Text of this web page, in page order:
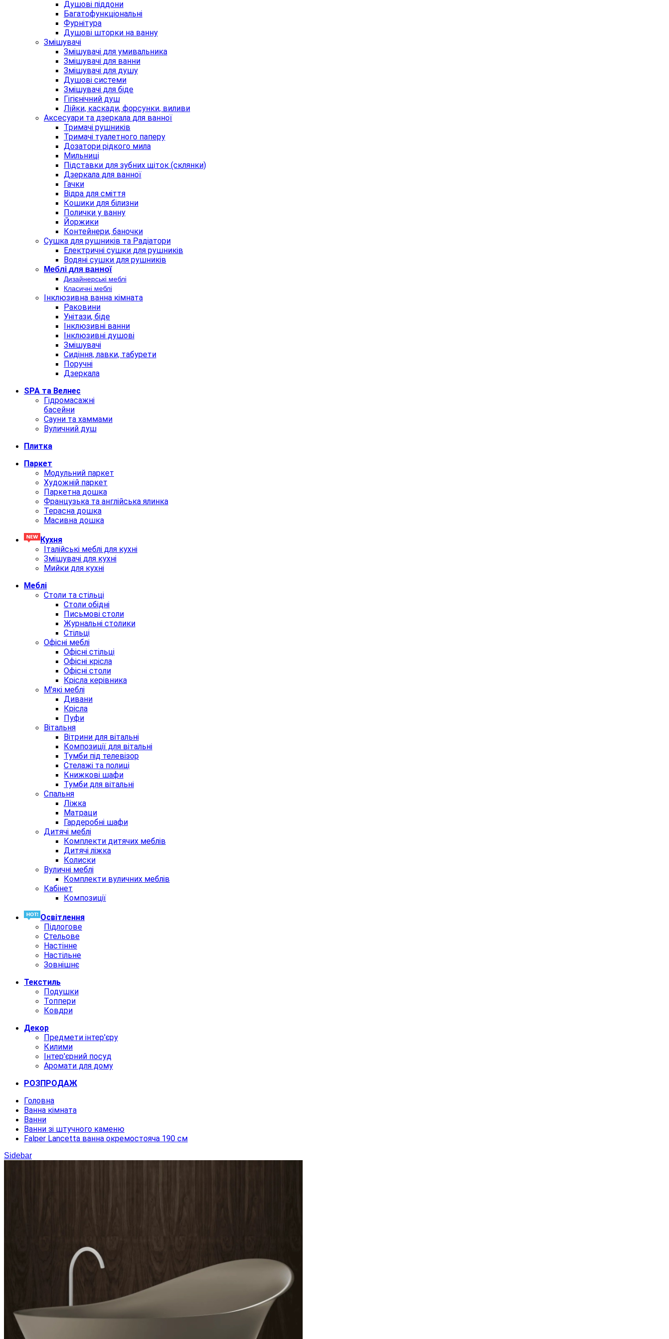
Душові піддони
Багатофункціональні
Фурнітура
Душові шторки на ванну
Змішувачі
Змішувачі для умивальника
Змішувачі для ванни
Змішувачі для душу
Душові системи
Змішувачі для біде
Гігієнічний душ
Лійки, каскади, форсунки, виливи
Аксесуари та дзеркала для ванної
Тримачі рушників
Тримачі туалетного паперу
Дозатори рідкого мила
Мильниці
Підставки для зубних щіток (склянки)
Дзеркала для ванної
Гачки
Відра для сміття
Кошики для білизни
Полички у ванну
Йоржики
Контейнери, баночки
Сушка для рушників та Радіатори
Електричні сушки для рушників
Водяні сушки для рушників
Меблi для ванної
Дизайнерські меблі
Класичні меблі
Інклюзивна ванна кімната
Раковини
Унітази, біде
Інклюзивні ванни
Інклюзивні душові
Змішувачі
Сидіння, лавки, табурети
Поручні
Дзеркала
SPA та Велнес
Гідромасажні
басейни
Сауни та хаммами
Вуличний душ
Плитка
Паркет
Модульний паркет
Художній паркет
Паркетна дошка
Французька та англійська ялинка
Терасна дошка
Масивна дошка
Кухня
Італійські меблі для кухні
Змішувачі для кухні
Мийки для кухні
Меблi
Столи та стільці
Столи обідні
Письмові столи
Журнальні столики
Стільці
Офісні меблі
Офісні стільці
Офісні крісла
Офісні столи
Крісла керівника
М'які меблі
Дивани
Крісла
Пуфи
Вітальня
Вітрини для вітальні
Композиції для вітальні
Тумби під телевізор
Стелажі та полиці
Книжкові шафи
Тумби для вітальні
Спальня
Ліжка
Матраци
Гардеробні шафи
Дитячі меблі
Комплекти дитячих меблів
Дитячі ліжка
Колиски
Вуличні меблі
Комплекти вуличних меблів
Кабінет
Композиції
Освiтлення
Підлогове
Стельове
Настінне
Настільне
Зовнішнє
Текстиль
Подушки
Топпери
Ковдри
Декор
Предмети інтер'єру
Килими
Інтер'єрний посуд
Аромати для дому
РОЗПРОДАЖ
Головна
Ванна кімната
Ванни
Ванни зі штучного каменю
Falper Lancetta ванна окремостояча 190 см
Sidebar